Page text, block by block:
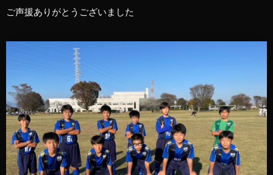
ご声援ありがとうございました